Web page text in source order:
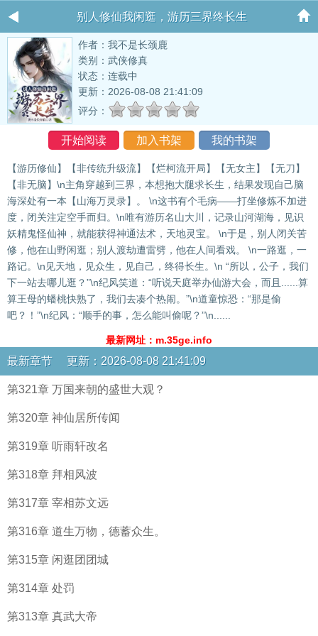
别人修仙我闲逛，游历三界终长生
作者：我不是长颈鹿
类别：武侠修真
状态：连载中
更新：2026-08-08 21:41:09
评分：
开始阅读 加入书架 我的书架
【游历修仙】【非传统升级流】【烂柯流开局】【无女主】【无刀】
【非无脑】\n主角穿越到三界，本想抱大腿求长生，结果发现自己脑
海深处有一本【山海万灵录】。 \n这书有个毛病——打坐修炼不加进
度，闭关注定空手而归。\n唯有游历名山大川，记录山河湖海，见识
妖精鬼怪仙神，就能获得神通法术，天地灵宝。 \n于是，别人闭关苦
修，他在山野闲逛；别人渡劫遭雷劈，他在人间看戏。 \n一路逛，一
路记。\n见天地，见众生，见自己，终得长生。\n “所以，公子，我们
下一站去哪儿逛？”\n纪风笑道：“听说天庭举办仙游大会，而且......算
算王母的蟠桃快熟了，我们去凑个热闹。”\n道童惊恐：“那是偷
吧？！”\n纪风：“顺手的事，怎么能叫偷呢？”\n......
最新网址：m.35ge.info
最新章节 更新：2026-08-08 21:41:09
第321章 万国来朝的盛世大观？
第320章 神仙居所传闻
第319章 听雨轩改名
第318章 拜相风波
第317章 宰相苏文远
第316章 道生万物，德蓄众生。
第315章 闲逛团团城
第314章 处罚
第313章 真武大帝